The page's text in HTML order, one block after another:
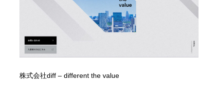
株式会社diff – different the value